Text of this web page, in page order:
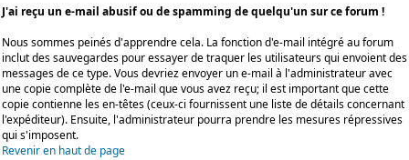
J'ai reçu un e-mail abusif ou de spamming de quelqu'un sur ce forum !
Nous sommes peinés d'apprendre cela. La fonction d'e-mail intégré au forum
inclut des sauvegardes pour essayer de traquer les utilisateurs qui envoient des
messages de ce type. Vous devriez envoyer un e-mail à l'administrateur avec
une copie complète de l'e-mail que vous avez reçu; il est important que cette
copie contienne les en-têtes (ceux-ci fournissent une liste de détails concernant
l'expéditeur). Ensuite, l'administrateur pourra prendre les mesures répressives
qui s'imposent.
Revenir en haut de page